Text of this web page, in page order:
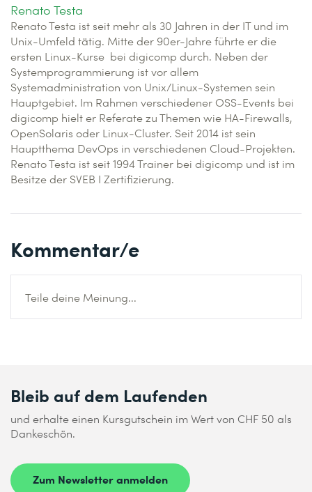
Renato Testa
Renato Testa ist seit mehr als 30 Jahren in der IT und im
Unix-Umfeld tätig. Mitte der 90er-Jahre führte er die
ersten Linux-Kurse bei digicomp durch. Neben der
Systemprogrammierung ist vor allem
Systemadministration von Unix/Linux-Systemen sein
Hauptgebiet. Im Rahmen verschiedener OSS-Events bei
digicomp hielt er Referate zu Themen wie HA-Firewalls,
OpenSolaris oder Linux-Cluster. Seit 2014 ist sein
Hauptthema DevOps in verschiedenen Cloud-Projekten.
Renato Testa ist seit 1994 Trainer bei digicomp und ist im
Besitze der SVEB I Zertifizierung.
Kommentar/e
Teile deine Meinung...
Bleib auf dem Laufenden
und erhalte einen Kursgutschein im Wert von CHF 50 als
Dankeschön.
Zum Newsletter anmelden